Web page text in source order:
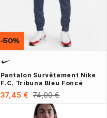
Pantalon Survêtement Nike
F.C. Tribuna Bleu Foncé
37,45 € 74,90 €
-50%